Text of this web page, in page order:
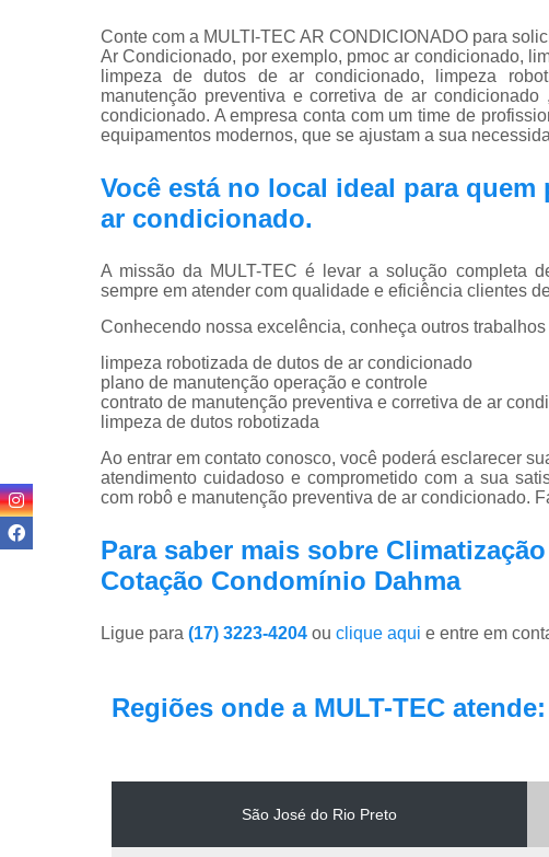
Conte com a MULTI-TEC AR CONDICIONADO para
Ar Condicionado, por exemplo, pmoc ar condicionado,
limpeza de dutos de ar condicionado, limpeza
manutenção preventiva e corretiva de ar
condicionado. A empresa conta com um time de
equipamentos modernos, que se ajustam a sua
Você está no local ideal para quem
ar condicionado.
A missão da MULT-TEC é levar a solução completa
sempre em atender com qualidade e eficiência clientes
Conhecendo nossa excelência, conheça outros trabalhos
limpeza robotizada de dutos de ar condicionado
plano de manutenção operação e controle
contrato de manutenção preventiva e corretiva de ar
limpeza de dutos robotizada
Ao entrar em contato conosco, você poderá esclarecer
atendimento cuidadoso e comprometido com a sua
com robô e manutenção preventiva de ar condicionado.
Para saber mais sobre
Cotação Condomínio Dahma
Ligue para (17) 3223-4204 ou clique aqui e entre em
Regiões onde a MULT-TEC atende:
São José do Rio Preto